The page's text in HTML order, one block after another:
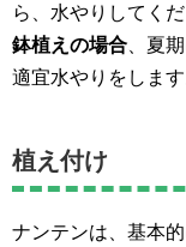
ら、水やりしてくだ
鉢植えの場合 、夏
適宜水やりをします
植え付け
ナンテンは、基本